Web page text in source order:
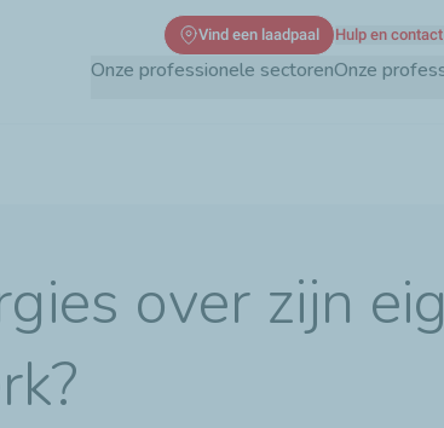
Onze professionele sectorenOnze
Vind een laadpaal Hulp en contact
over zijn